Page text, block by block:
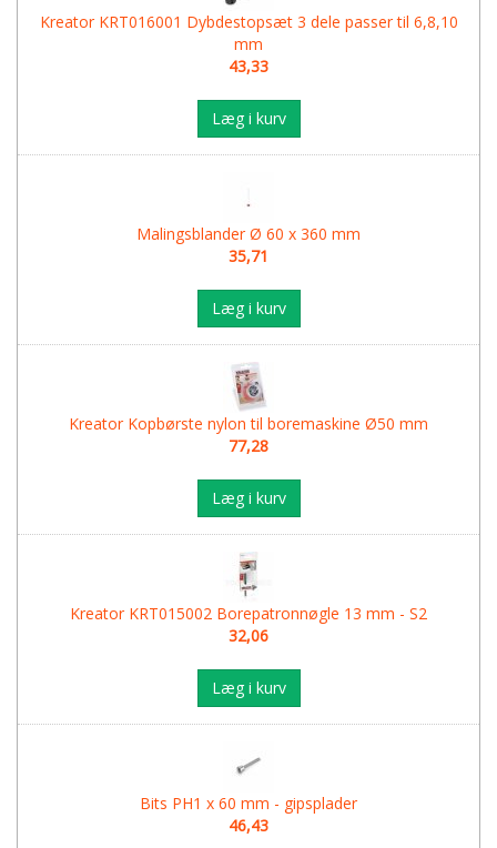
Kreator KRT016001 Dybdestopsæt 3 dele passer til 6,8,10
mm
43,33
Læg i kurv
Malingsblander Ø 60 x 360 mm
35,71
Læg i kurv
Kreator Kopbørste nylon til boremaskine Ø50 mm
77,28
Læg i kurv
Kreator KRT015002 Borepatronnøgle 13 mm - S2
32,06
Læg i kurv
Bits PH1 x 60 mm - gipsplader
46,43